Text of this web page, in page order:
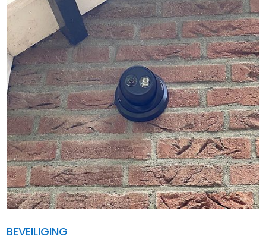
BEVEILIGING